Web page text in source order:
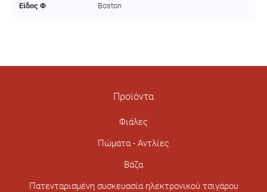
Είδος Φ Boston
Προϊόντα
Φιάλες
Πώματα - Αντλίες
Βάζα
Πατενταρισμένη συσκευασία ηλεκτρονικού τσιγάρου